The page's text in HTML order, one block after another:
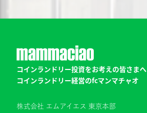
コインランドリー投資をお考えの皆さまへ
コインランドリー経営のfcマンマチャオ
株式会社 エムアイエス 東京本部